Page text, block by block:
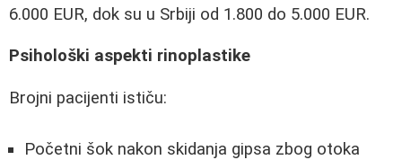
6.000 EUR, dok su u Srbiji od 1.800 do 5.000 EUR.
Psihološki aspekti rinoplastike
Brojni pacijenti ističu:
Početni šok nakon skidanja gipsa zbog otoka